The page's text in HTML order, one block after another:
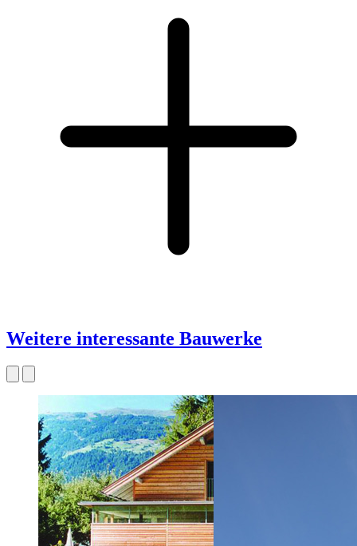
Weitere interessante Bauwerke